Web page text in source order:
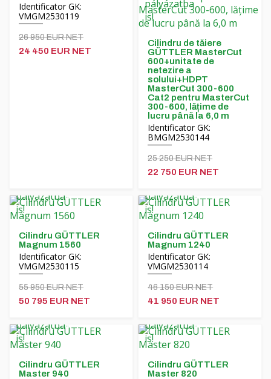
Identificator GK:
VMGM2530119
26 950 EUR NET
24 450 EUR NET
Cilindru de tăiere
GÜTTLER MasterCut
600+unitate de
netezire a
solului+HDPT
MasterCut 300-600
Cat2 pentru MasterCut
300-600, lățime de
lucru până la 6,0 m
Identificator GK:
BMGM2530144
25 250 EUR NET
22 750 EUR NET
Cilindru GÜTTLER
Magnum 1560
Identificator GK:
VMGM2530115
55 950 EUR NET
50 795 EUR NET
Cilindru GÜTTLER
Magnum 1240
Identificator GK:
VMGM2530114
46 150 EUR NET
41 950 EUR NET
Cilindru GÜTTLER
Master 940
Cilindru GÜTTLER
Master 820